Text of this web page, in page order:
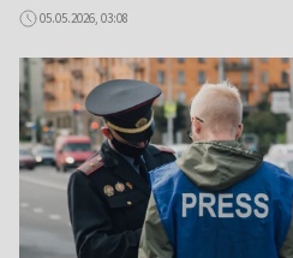
05.05.2026, 03:08